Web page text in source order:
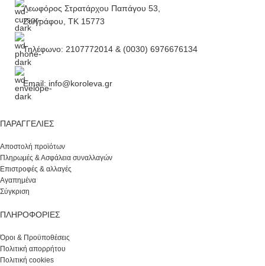
Λεωφόρος Στρατάρχου Παπάγου 53,
Ζωγράφου, ΤΚ 15773
Τηλέφωνο: 2107772014 & (0030) 6976676134
Email: info@koroleva.gr
ΠΑΡΑΓΓΕΛΊΕΣ
Αποστολή προϊότων
Πληρωμές & Ασφάλεια συναλλαγών
Επιστροφές & αλλαγές
Αγαπημένα
Σύγκριση
ΠΛΗΡΟΦΟΡΙΕΣ
Όροι & Προϋποθέσεις
Πολιτική απορρήτου
Πολιτική cookies